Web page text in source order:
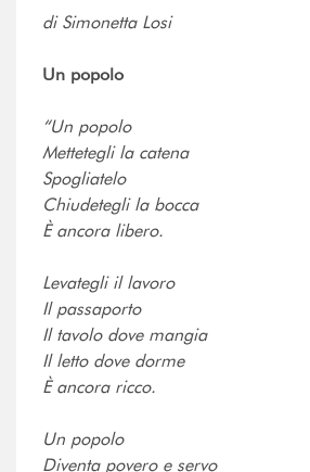
di Simonetta Losi
Un popolo
“Un popolo
Mettetegli la catena
Spogliatelo
Chiudetegli la bocca
È ancora libero.
Levategli il lavoro
Il passaporto
Il tavolo dove mangia
Il letto dove dorme
È ancora ricco.
Un popolo
Diventa povero e servo